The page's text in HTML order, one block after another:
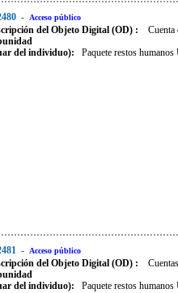
- Acceso público
del Objeto Digital (OD) :
Cuenta
del individuo):
Paquete restos
- Acceso público
del Objeto Digital (OD) :
del individuo):
Paquete restos